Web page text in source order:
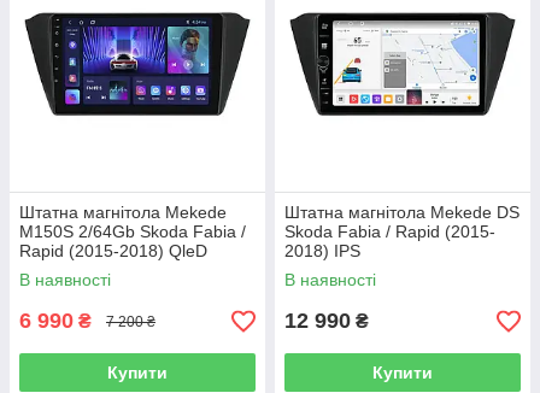
Штатна магнітола Mekede
M150S 2/64Gb Skoda Fabia /
Rapid (2015-2018) QleD
В наявності
6 990 ₴ 7 200 ₴
Купити
Штатна магнітола Mekede DS
Skoda Fabia / Rapid (2015-
2018) IPS
В наявності
12 990 ₴
Купити